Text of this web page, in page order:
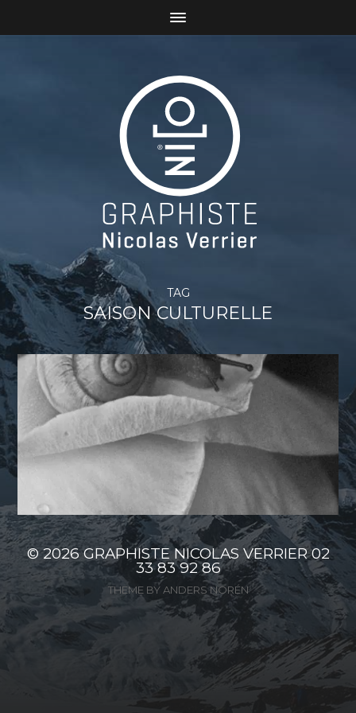
TAG
SAISON CULTURELLE
© 2026GRAPHISTE NICOLAS VERRIER 02
33 83 92 86
THEME BY ANDERS NORÉN